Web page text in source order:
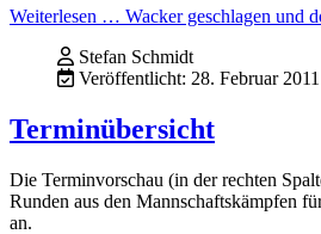
Weiterlesen … Wacker geschlagen und
Stefan Schmidt
Veröffentlicht: 28. Februar 2011
Terminübersicht
Die Terminvorschau (in der rechten
Runden aus den Mannschaftskämpfen
an.